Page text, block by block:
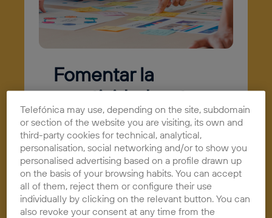
Fomentar la
creatividad en tu
empresa
05/01/2023 Actualidad
Telefónica may use, depending on the site, subdomain
or section of the website you are visiting, its own and
third-party cookies for technical, analytical,
personalisation, social networking and/or to show you
personalised advertising based on a profile drawn up
on the basis of your browsing habits. You can accept
all of them, reject them or configure their use
individually by clicking on the relevant button. You can
also revoke your consent at any time from the